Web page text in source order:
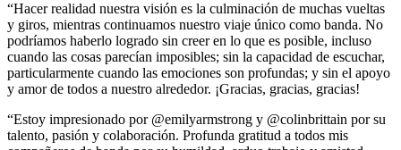
“Hacer realidad nuestra visión es la culminación de muchas vueltas
y giros, mientras continuamos nuestro viaje único como banda. No
podríamos haberlo logrado sin creer en lo que es posible, incluso
cuando las cosas parecían imposibles; sin la capacidad de escuchar,
particularmente cuando las emociones son profundas; y sin el apoyo
y amor de todos a nuestro alrededor. ¡Gracias, gracias, gracias!
“Estoy impresionado por @emilyarmstrong y @colinbrittain por su
talento, pasión y colaboración. Profunda gratitud a todos mis